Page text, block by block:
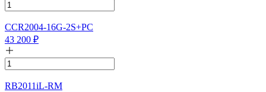
CCR2004-16G-2S+PC
43 200 ₽
RB2011iL-RM